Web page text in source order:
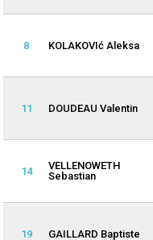
8 KOLAKOVIć Aleksa
11 DOUDEAU Valentin
14
VELLENOWETH
Sebastian
19 GAILLARD Baptiste